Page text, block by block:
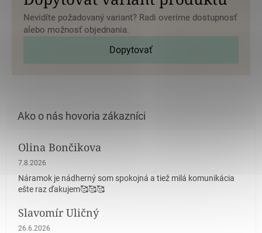
Nevidíte požadovaný variant? Radi overíme dostupnosť
alebo možnosť objednania.
Dopytovať
Olina Bončikova
Hodnotenie obchodu je 5 z 5 hviezdičiek.
7.8.2026
Náramok je nádherný som spokojná a tiež milá komunikácia
ešte raz ďakujem🥰🥰🥰
Slavomír Uličný
Hodnotenie obchodu je 5 z 5 hviezdičiek.
26.6.2026